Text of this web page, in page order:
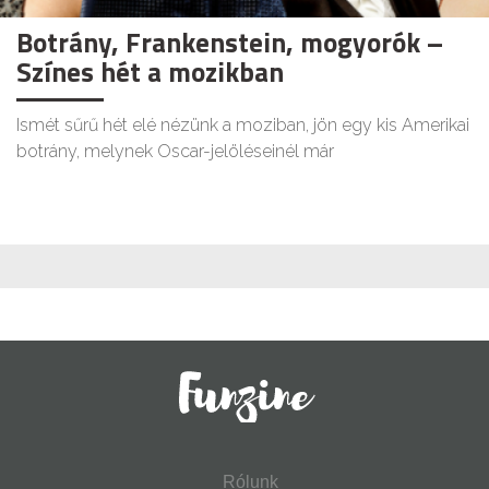
Botrány, Frankenstein, mogyorók –
Színes hét a mozikban
Ismét sűrű hét elé nézünk a moziban, jön egy kis Amerikai
botrány, melynek Oscar-jelöléseinél már
Rólunk